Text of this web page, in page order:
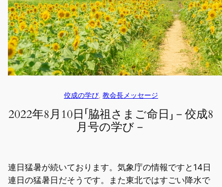
佼成の学び, 教会長メッセージ
2022年8月10日「脇祖さまご命日」－佼成8
月号の学び－
連日猛暑が続いております。気象庁の情報ですと14日
連日の猛暑日だそうです。また東北ではすごい降水で